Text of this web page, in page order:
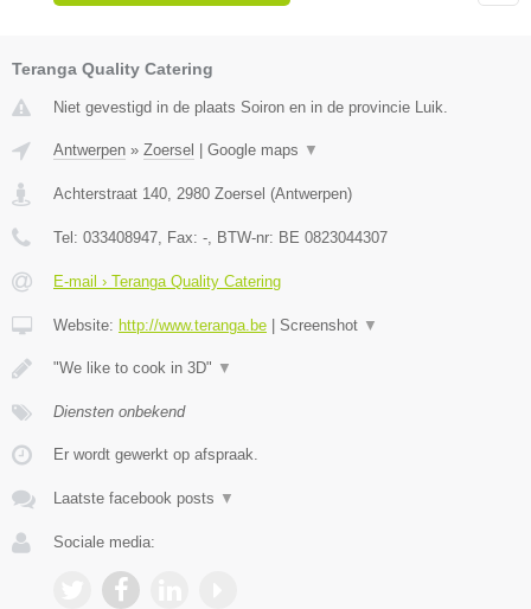
Teranga Quality Catering
Niet gevestigd in de plaats Soiron en in de provincie Luik.
Antwerpen » Zoersel Google maps ▼
Achterstraat 140 2980 Zoersel (Antwerpen)
Tel: 033408947 , Fax: - , BTW-nr: BE 0823044307
E-mail › Teranga Quality Catering
Website: http://www.teranga.be Screenshot ▼
"We like to cook in 3D" ▼
Diensten onbekend
Er wordt gewerkt op afspraak.
Laatste facebook posts ▼
Sociale media: